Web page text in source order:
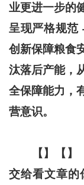
业更进一步的
呈现严格规范
创新保障粮食
汰落后产能，
全保障能力，
营意识。
【】【
交给看文章的